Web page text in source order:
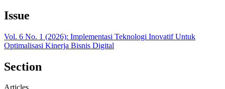
Issue
Vol. 6 No. 1 (2026): Implementasi Teknologi Inovatif Untuk
Optimalisasi Kinerja Bisnis Digital
Section